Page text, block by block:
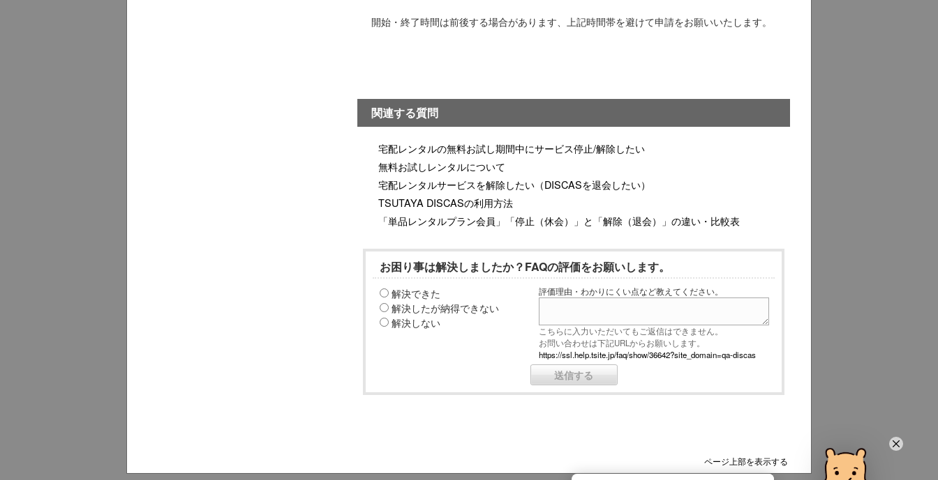
開始・終了時間は前後する場合があります、上記時間帯を避けて申請をお願いいたします。
関連する質問
宅配レンタルの無料お試し期間中にサービス停止/解除したい
無料お試しレンタルについて
宅配レンタルサービスを解除したい（DISCASを退会したい）
TSUTAYA DISCASの利用方法
「単品レンタルプラン会員」「停止（休会）」と「解除（退会）」の違い・比較表
お困り事は解決しましたか？FAQの評価をお願いします。
解決できた
解決したが納得できない
解決しない
評価理由・わかりにくい点など教えてください。
こちらに入力いただいてもご返信はできません。
お問い合わせは下記URLからお願いします。
https://ssl.help.tsite.jp/faq/show/36642?site_domain=qa-discas
ページ上部を表示する